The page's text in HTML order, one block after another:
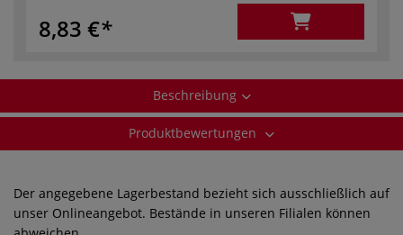
8,83 €
Beschreibung
Produktbewertungen
Der angegebene Lagerbestand bezieht sich ausschließlich auf
unser Onlineangebot. Bestände in unseren Filialen können